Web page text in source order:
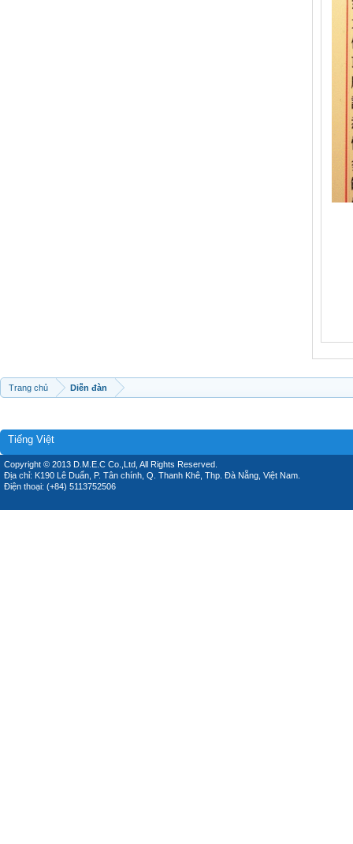
Trang chủ Diễn đàn
Tiếng Việt
Copyright © 2013 D.M.E.C Co.,Ltd, All Rights Reserved.
Địa chỉ: K190 Lê Duẩn, P. Tân chính, Q. Thanh Khê, Thp. Đà Nẵng, Việt Nam.
Điện thoại: (+84) 5113752506